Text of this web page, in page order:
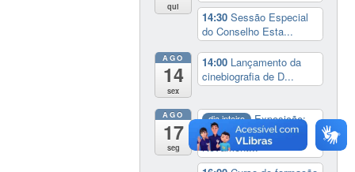
qui
14:30Sessão Especial
do Conselho Esta...
AGO
14
sex
14:00 Lançamento da
cinebiografia de D...
AGO
17
seg
dia inteiro
Exposição:
Perder Tudo.
Novament...